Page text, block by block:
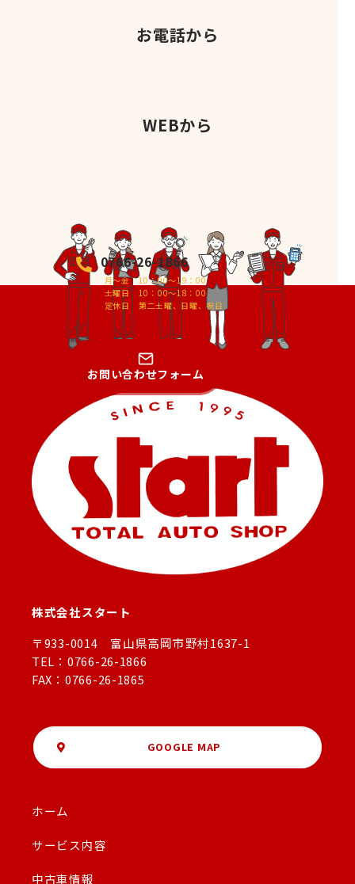
お電話から
0766-26-1866
月～金 10：00～19：00
土曜日 10：00～18：00
定休日 第二土曜、日曜、祝日
WEBから
お問い合わせフォーム
株式会社スタート
〒933-0014 富山県高岡市野村1637-1
TEL：0766-26-1866
FAX：0766-26-1865
GOOGLE MAP
ホーム
サービス内容
中古車情報